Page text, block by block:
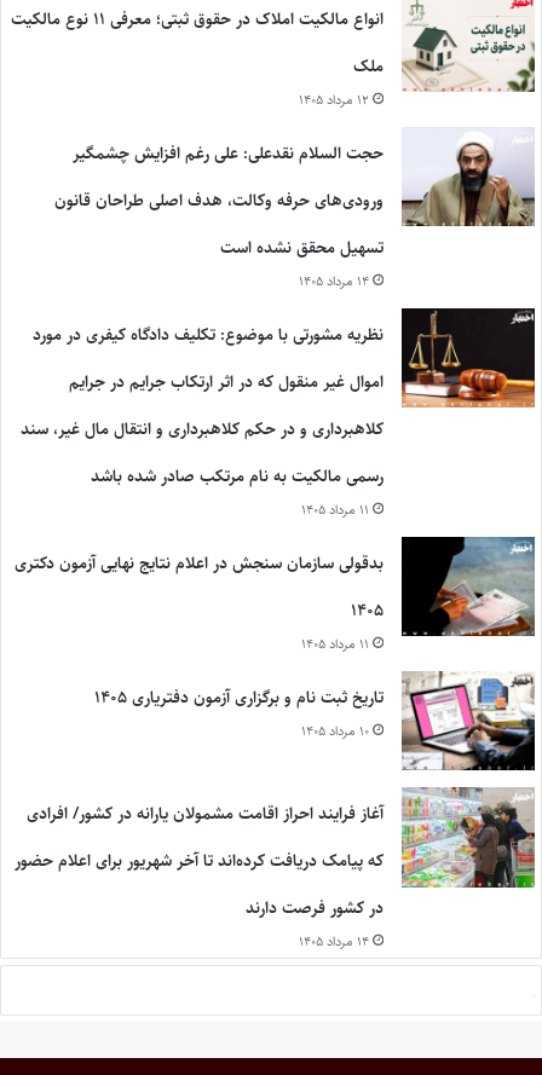
انواع مالکیت املاک در حقوق ثبتی؛ معرفی ۱۱ نوع مالکیت
ملک
۱۲ مرداد ۱۴۰۵
حجت السلام نقدعلی: علی رغم افزایش چشمگیر
ورودی‌های حرفه وکالت، هدف اصلی طراحان قانون
تسهیل محقق نشده است
۱۴ مرداد ۱۴۰۵
نظریه مشورتی با موضوع: تکلیف دادگاه کیفری در مورد
اموال غیر منقول که در اثر ارتکاب جرایم در جرایم
کلاهبرداری و در حکم کلاهبرداری و انتقال مال غیر، سند
رسمی مالکیت به نام مرتکب صادر شده باشد
۱۱ مرداد ۱۴۰۵
بدقولی سازمان سنجش در اعلام نتایج نهایی آزمون دکتری
۱۴۰۵
۱۱ مرداد ۱۴۰۵
تاریخ ثبت نام و برگزاری آزمون دفتریاری ۱۴۰۵
۱۰ مرداد ۱۴۰۵
آغاز فرایند احراز اقامت مشمولان یارانه در کشور/ افرادی
که پیامک دریافت کرده‌اند تا آخر شهریور برای اعلام حضور
در کشور فرصت دارند
۱۴ مرداد ۱۴۰۵